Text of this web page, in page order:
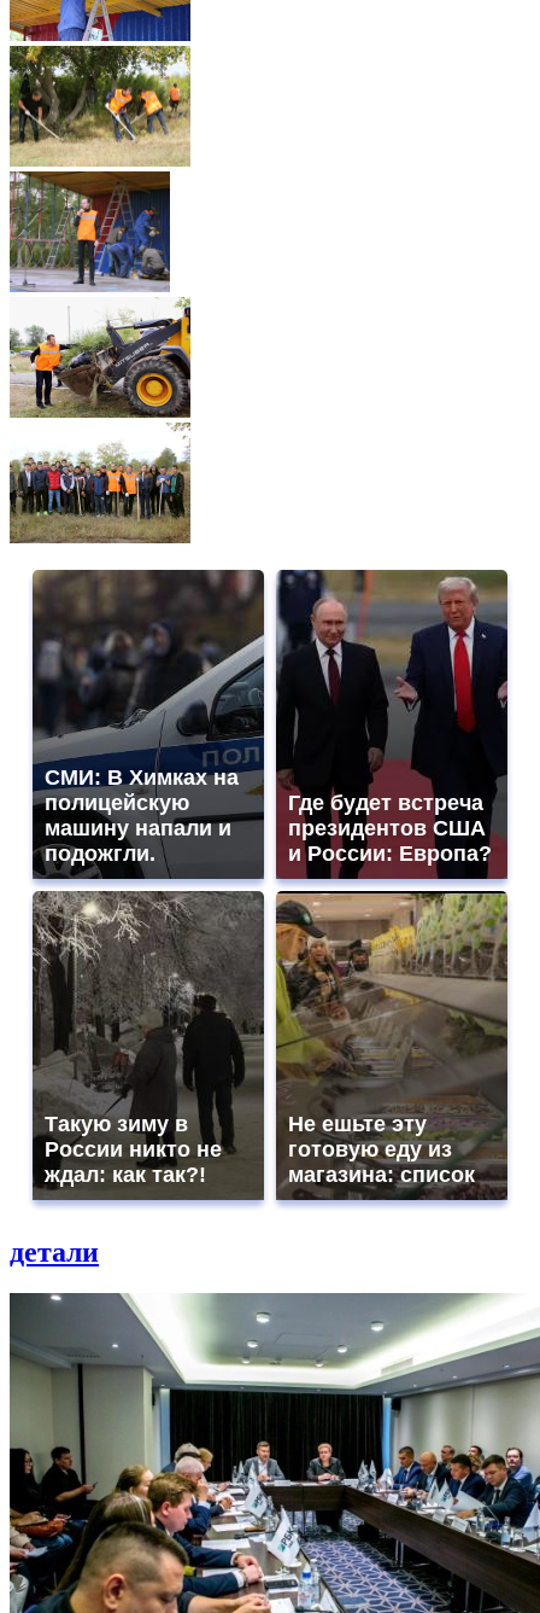
СМИ: В Химках на
полицейскую
машину напали и
подожгли.
Где будет встреча
президентов США
и России: Европа?
Такую зиму в
России никто не
ждал: как так?!
Не ешьте эту
готовую еду из
магазина: список
детали